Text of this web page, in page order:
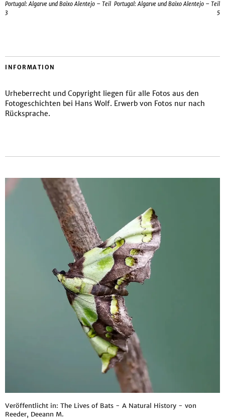
Portugal: Algarve und Baixo Alentejo – Teil
3
Portugal: Algarve und Baixo Alentejo – Teil
5
INFORMATION
Urheberrecht und Copyright liegen für alle Fotos aus den
Fotogeschichten bei Hans Wolf. Erwerb von Fotos nur nach
Rücksprache.
Veröffentlicht in: The Lives of Bats - A Natural History - von
Reeder, Deeann M.